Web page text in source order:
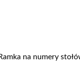
na numery